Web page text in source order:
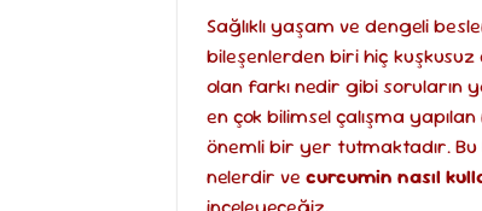
Sağlıklı yaşam ve dengeli
bileşenlerden biri hiç
olan farkı nedir gibi soruların
en çok bilimsel çalışma
önemli bir yer tutmaktadır. Bu
nelerdir ve curcumin nasıl